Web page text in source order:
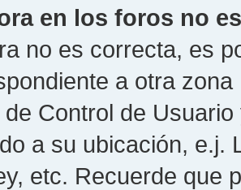
en los foros no
no es correcta, es
a otra
de Control de
a su ubicación, e.j.
etc. Recuerde que